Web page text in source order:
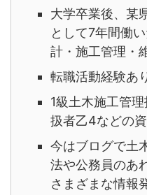
大学卒業後、某
として7年間働
計・施工管理・
転職活動経験あ
1級土木施工管
扱者乙4などの
今はブログで土
法や公務員のあ
さまざまな情報